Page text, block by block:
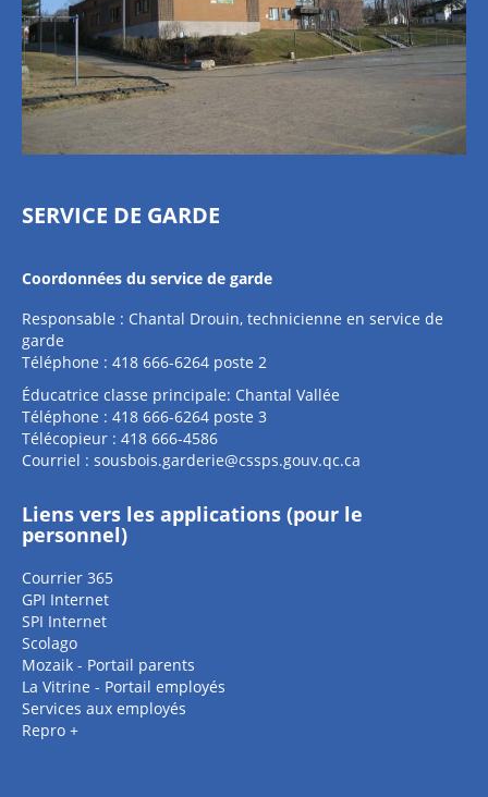
SERVICE DE GARDE
Coordonnées du service de garde
Responsable : Chantal Drouin, technicienne en service de
garde
Téléphone : 418 666-6264 poste 2
Éducatrice classe principale: Chantal Vallée
Téléphone : 418 666-6264 poste 3
Télécopieur : 418 666-4586
Courriel : sousbois.garderie@cssps.gouv.qc.ca
Liens vers les applications (pour le
personnel)
Courrier 365
GPI Internet
SPI Internet
Scolago
Mozaik - Portail parents
La Vitrine - Portail employés
Services aux employés
Repro +